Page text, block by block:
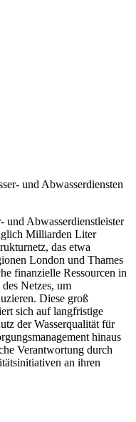
und Abwasserdiensten
und Abwasserdienstleister
Milliarden Liter
das etwa
London und Thames
finanzielle Ressourcen in
Netzes, um
Diese groß
sich auf langfristige
der Wasserqualität für
hinaus
Verantwortung durch
an ihren